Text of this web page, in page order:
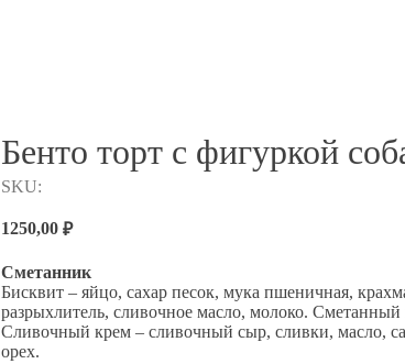
Бенто торт с фигуркой
SKU:
1250,00 ₽
Сметанник
Бисквит – яйцо, сахар песок, мука пшеничная,
разрыхлитель, сливочное масло, молоко. Сметанный
Сливочный крем – сливочный сыр, сливки, масло,
орех.